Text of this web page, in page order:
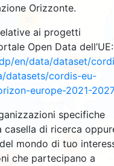
Orizzonte.
ai progetti
Open Data dell’UE:
en/data/dataset/
datasets/cordis-eu-
europe-2021-2027
specifiche
di ricerca
mondo di tuo
che partecipano a
2813
4538